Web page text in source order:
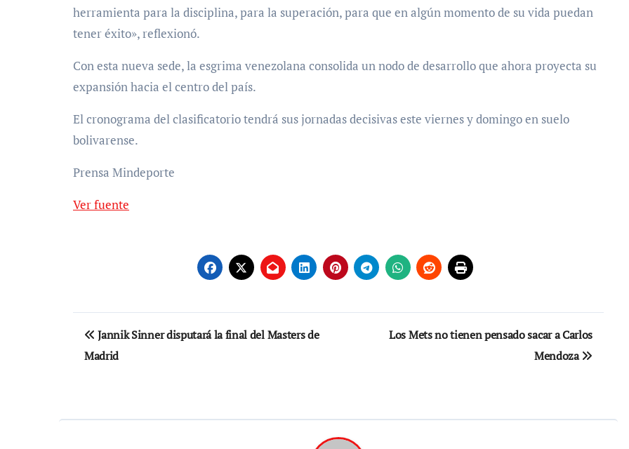
herramienta para la disciplina, para la superación, para que en algún momento de su vida puedan
tener éxito», reflexionó.
Con esta nueva sede, la esgrima venezolana consolida un nodo de desarrollo que ahora proyecta su
expansión hacia el centro del país.
El cronograma del clasificatorio tendrá sus jornadas decisivas este viernes y domingo en suelo
bolivarense.
Prensa Mindeporte
Ver fuente
Navegación
de
Jannik Sinner disputará la final del Masters de
Madrid
Los Mets no tienen pensado sacar a Carlos
Mendoza